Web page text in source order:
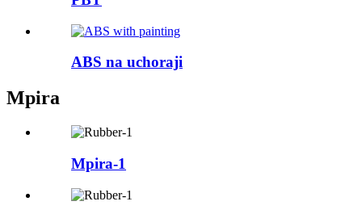
ABS na uchoraji
Mpira
Mpira-1